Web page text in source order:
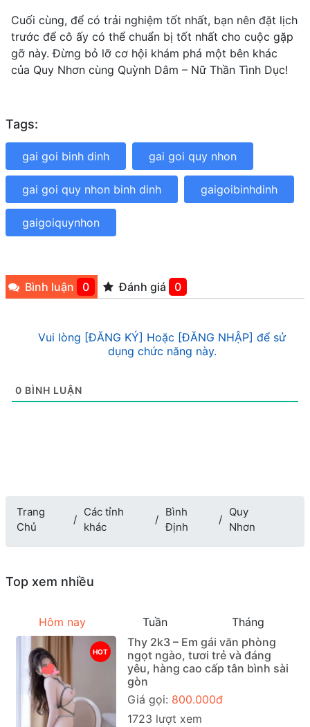
Cuối cùng, để có trải nghiệm tốt nhất, bạn nên đặt lịch
trước để cô ấy có thể chuẩn bị tốt nhất cho cuộc gặp
gỡ này. Đừng bỏ lỡ cơ hội khám phá một bên khác
của Quy Nhơn cùng Quỳnh Dâm – Nữ Thần Tình Dục!
Tags:
gai goi binh dinh gai goi quy nhon
gai goi quy nhon binh dinh gaigoibinhdinh
gaigoiquynhon
Bình luận 0 Đánh giá 0
Vui lòng [ĐĂNG KÝ] Hoặc [ĐĂNG NHẬP] để sử
dụng chức năng này.
0 BÌNH LUẬN
Trang
Chủ
Các tỉnh
khác
Bình
Định
Quy
Nhơn
Top xem nhiều
Hôm nay Tuần Tháng
HOT
Thy 2k3 – Em gái văn phòng
ngọt ngào, tươi trẻ và đáng
yêu, hàng cao cấp tân bình sài
gòn
Giá gọi: 800.000đ
1723 lượt xem